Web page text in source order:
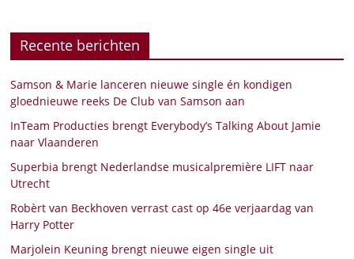
Recente berichten
Samson & Marie lanceren nieuwe single én kondigen
gloednieuwe reeks De Club van Samson aan
InTeam Producties brengt Everybody’s Talking About Jamie
naar Vlaanderen
Superbia brengt Nederlandse musicalpremière LIFT naar
Utrecht
Robèrt van Beckhoven verrast cast op 46e verjaardag van
Harry Potter
Marjolein Keuning brengt nieuwe eigen single uit